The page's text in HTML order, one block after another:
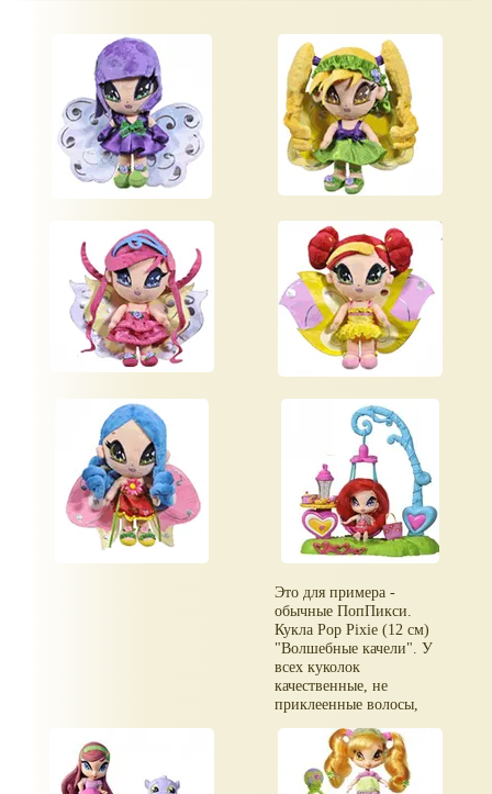
Это для примера -
обычные ПопПикси.
Кукла Pop Pixie (12 см)
"Волшебные качели". У
всех куколок
качественные, не
приклеенные волосы,
Голова, руки и ноги
двигаются, одежда и
обувь снимается.